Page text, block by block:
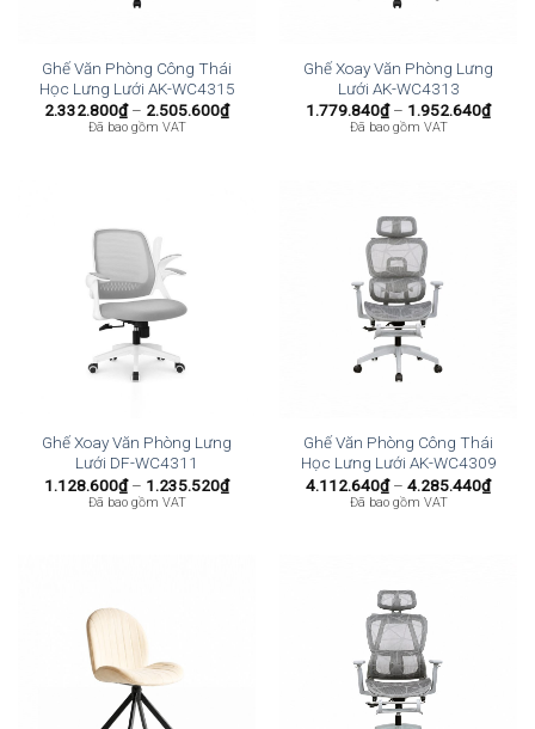
Ghế Văn Phòng Công Thái
Học Lưng Lưới AK-WC4315
2.332.800₫ – 2.505.600₫Khoảng
giá:
Đã bao gồm VAT
Ghế Xoay Văn Phòng Lưng
Lưới AK-WC4313
1.779.840₫ – 1.952.640₫
giá:
Đã bao gồm VAT
Ghế Xoay Văn Phòng Lưng
Lưới DF-WC4311
1.128.600₫ – 1.235.520₫Khoảng
giá:
Đã bao gồm VAT
Ghế Văn Phòng Công Thái
Học Lưng Lưới AK-WC4309
4.112.640₫ – 4.285.440₫
giá:
Đã bao gồm VAT